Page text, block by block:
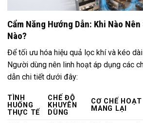
Cẩm Năng Hướng Dẫn: Khi Nào
Nào?
Để tối ưu hóa hiệu quả lọc khí và kéo
Người dùng nên linh hoạt áp dụng các
dẫn chi tiết dưới đây:
TÌNH
HUỐNG
THỰC TẾ
CHẾ ĐỘ
KHUYÊN
DÙNG
CƠ CHẾ
MANG LẠI